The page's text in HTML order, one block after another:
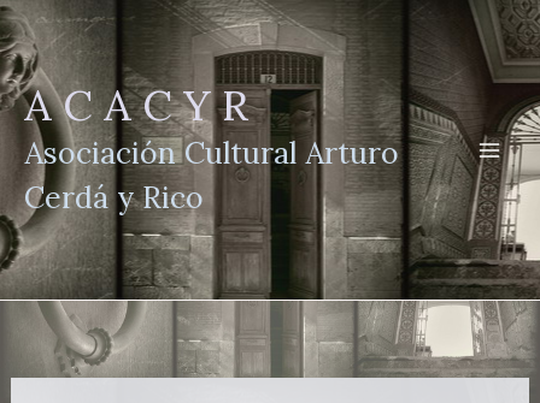
Ir
al
contenido
A C A C Y R
Asociación Cultural Arturo
Cerdá y Rico